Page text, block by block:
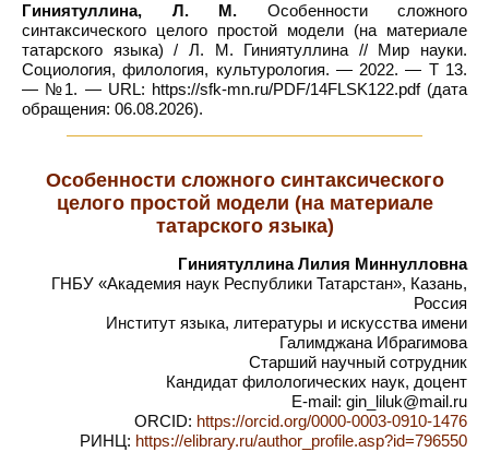
Гиниятуллина, Л. М. Особенности сложного
синтаксического целого простой модели (на материале
татарского языка) / Л. М. Гиниятуллина // Мир науки.
Социология, филология, культурология. — 2022. — Т 13.
— №1. — URL: https://sfk-mn.ru/PDF/14FLSK122.pdf (дата
обращения: 06.08.2026).
Особенности сложного синтаксического
целого простой модели (на материале
татарского языка)
Гиниятуллина Лилия Миннулловна
ГНБУ «Академия наук Республики Татарстан», Казань,
Россия
Институт языка, литературы и искусства имени
Галимджана Ибрагимова
Старший научный сотрудник
Кандидат филологических наук, доцент
E-mail: gin_liluk@mail.ru
ORCID: https://orcid.org/0000-0003-0910-1476
РИНЦ: https://elibrary.ru/author_profile.asp?id=796550